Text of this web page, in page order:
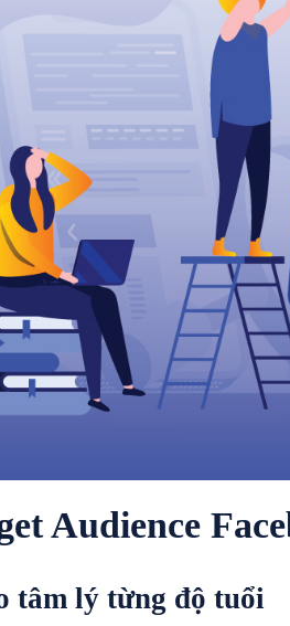
Audience
tâm lý từng độ tuổi